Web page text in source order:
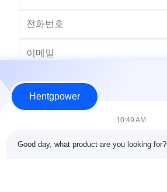
Hentgpower
10:49 AM
Good day, what product are you looking for?